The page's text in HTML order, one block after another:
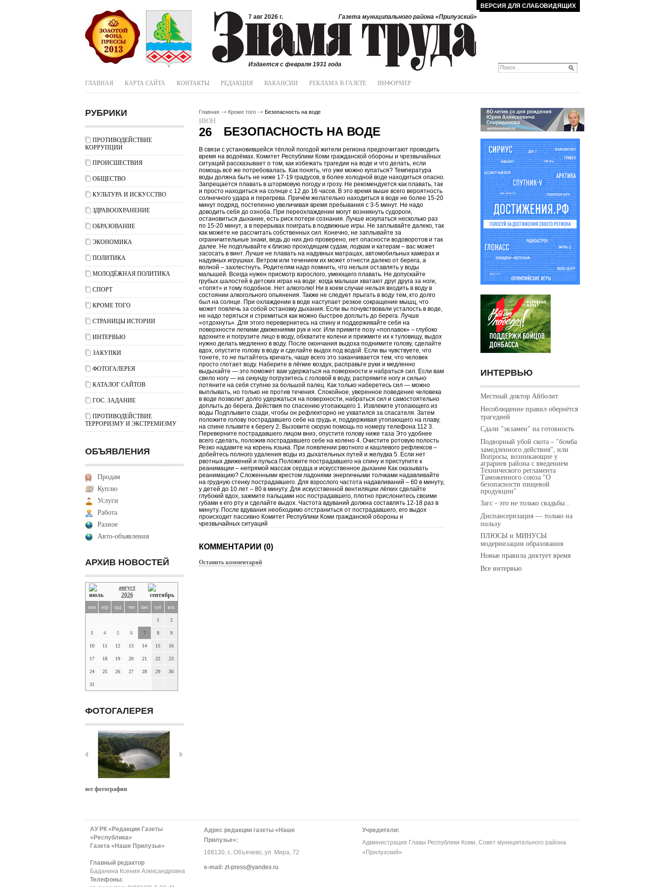
ВЕРСИЯ ДЛЯ СЛАБОВИДЯЩИХ
7 авг 2026 г.
Газета муниципального района «Прилузский»
Издается с февраля 1931 года
ГЛАВНАЯ КАРТА САЙТА КОНТАКТЫ РЕДАКЦИЯ ВАКАНСИИ РЕКЛАМА В ГАЗЕТЕ ИНФОРМЕР
РУБРИКИ
ПРОТИВОДЕЙСТВИЕ
КОРРУПЦИИ
ПРОИСШЕСТВИЯ
ОБЩЕСТВО
КУЛЬТУРА И ИСКУССТВО
ЗДРАВООХРАНЕНИЕ
ОБРАЗОВАНИЕ
ЭКОНОМИКА
ПОЛИТИКА
МОЛОДЁЖНАЯ ПОЛИТИКА
СПОРТ
КРОМЕ ТОГО
СТРАНИЦЫ ИСТОРИИ
ИНТЕРВЬЮ
ЗАКУПКИ
ФОТОГАЛЕРЕЯ
КАТАЛОГ САЙТОВ
ГОС. ЗАДАНИЕ
ПРОТИВОДЕЙСТВИЕ
ТЕРРОРИЗМУ И ЭКСТРЕМИЗМУ
ОБЪЯВЛЕНИЯ
Продам
Куплю
Услуги
Работа
Разное
Авто-объявления
АРХИВ НОВОСТЕЙ
август
2026
пон втр срд чет пят суб вск
1 2
3 4 5 6 7 8 9
10 11 12 13 14 15 16
17 18 19 20 21 22 23
24 25 26 27 28 29 30
31
ФОТОГАЛЕРЕЯ
все фотографии
Главная Кроме того Безопасность на воде
ИЮН
26 БЕЗОПАСНОСТЬ НА ВОДЕ
В связи с установившейся тёплой погодой жители региона предпочитают проводить
время на водоёмах. Комитет Республики Коми гражданской обороны и чрезвычайных
ситуаций рассказывает о том, как избежать трагедии на воде и что делать, если
помощь всё же потребовалась. Как понять, что уже можно купаться? Температура
воды должна быть не ниже 17-19 градусов, в более холодной воде находиться опасно.
Запрещается плавать в штормовую погоду и грозу. Не рекомендуется как плавать, так
и просто находиться на солнце с 12 до 16 часов. В это время выше всего вероятность
солнечного удара и перегрева. Причём желательно находиться в воде не более 15-20
минут подряд, постепенно увеличивая время пребывания с 3-5 минут. Не надо
доводить себя до озноба. При переохлаждении могут возникнуть судороги,
остановиться дыхание, есть риск потери сознания. Лучше искупаться несколько раз
по 15-20 минут, а в перерывах поиграть в подвижные игры. Не заплывайте далеко, так
как можете не рассчитать собственных сил. Конечно, не заплывайте за
ограничительные знаки, ведь до них дно проверено, нет опасности водоворотов и так
далее. Не подплывайте к близко проходящим судам, лодкам и катерам – вас может
засосать в винт. Лучше не плавать на надувных матрацах, автомобильных камерах и
надувных игрушках. Ветром или течением их может отнести далеко от берега, а
волной – захлестнуть. Родителям надо помнить, что нельзя оставлять у воды
малышей. Всегда нужен присмотр взрослого, умеющего плавать. Не допускайте
грубых шалостей в детских играх на воде: когда малыши хватают друг друга за ноги,
«топят» и тому подобное. Нет алкоголю! Ни в коем случае нельзя входить в воду в
состоянии алкогольного опьянения. Также не следует прыгать в воду тем, кто долго
был на солнце. При охлаждении в воде наступает резкое сокращение мышц, что
может повлечь за собой остановку дыхания. Если вы почувствовали усталость в воде,
не надо теряться и стремиться как можно быстрее доплыть до берега. Лучше
«отдохнуть». Для этого перевернитесь на спину и поддерживайте себя на
поверхности легкими движениями рук и ног. Или примите позу «поплавок» – глубоко
вдохните и погрузите лицо в воду, обхватите колени и прижмите их к туловищу, выдох
нужно делать медленно в воду. После окончания выдоха поднимите голову, сделайте
вдох, опустите голову в воду и сделайте выдох под водой. Если вы чувствуете, что
тонете, то не пытайтесь кричать, чаще всего это заканчивается тем, что человек
просто глотает воду. Наберите в лёгкие воздух, расправьте руки и медленно
выдыхайте — это поможет вам удержаться на поверхности и набраться сил. Если вам
свело ногу — на секунду погрузитесь с головой в воду, распрямите ногу и сильно
потяните на себя ступню за большой палец. Как только наберетесь сил — можно
выплывать, но только не против течения. Спокойное, уверенное поведение человека
в воде позволит долго удержаться на поверхности, набраться сил и самостоятельно
доплыть до берега. Действия по спасению утопающего 1. Извлеките утопающего из
воды Подплывите сзади, чтобы он рефлекторно не ухватился за спасателя. Затем
положите голову пострадавшего себе на грудь и, поддерживая утопающего на плаву,
на спине плывите к берегу 2. Вызовите скорую помощь по номеру телефона 112 3.
Переверните пострадавшего лицом вниз, опустите голову ниже таза Это удобнее
всего сделать, положив пострадавшего себе на колено 4. Очистите ротовую полость
Резко надавите на корень языка. При появлении рвотного и кашлевого рефлексов –
добейтесь полного удаления воды из дыхательных путей и желудка 5. Если нет
рвотных движений и пульса Положите пострадавшего на спину и приступите к
реанимации – непрямой массаж сердца и искусственное дыхание Как оказывать
реанимацию? Сложенными крестом ладонями энергичными толчками надавливайте
на грудную стенку пострадавшего. Для взрослого частота надавливаний – 60 в минуту,
у детей до 10 лет – 80 в минуту. Для искусственной вентиляции лёгких сделайте
глубокий вдох, зажмите пальцами нос пострадавшего, плотно прислонитесь своими
губами к его рту и сделайте выдох. Частота вдуваний должна составлять 12-18 раз в
минуту. После вдувания необходимо отстраниться от пострадавшего, его выдох
происходит пассивно Комитет Республики Коми гражданской обороны и
чрезвычайных ситуаций
КОММЕНТАРИИ (0)
Оставить комментарий
ИНТЕРВЬЮ
Местный доктор Айболит
Несоблюдение правил обернётся
трагедией
Сдали "экзамен" на готовность
Подворный убой скота – "бомба
замедленного действия", или
Вопросы, возникающие у
аграриев района с введением
Технического регламента
Таможенного союза "О
безопасности пищевой
продукции"
Загс - это не только свадьбы...
Диспансеризация — только на
пользу
ПЛЮСЫ и МИНУСЫ
модернизации образования
Новые правила диктует время
Все интервью
АУ РК «Редакция Газеты
«Республика»
Газета «Наше Прилузье»
Главный редактор
Баданина Ксения Александровна
Телефоны:
Адрес редакции газеты «Наше
Прилузье»:
168130, с. Объячево, ул. Мира, 72
е-mail: zt-press@yandex.ru
Учредители:
Администрация Главы Республики Коми, Совет муниципального района
«Прилузский»